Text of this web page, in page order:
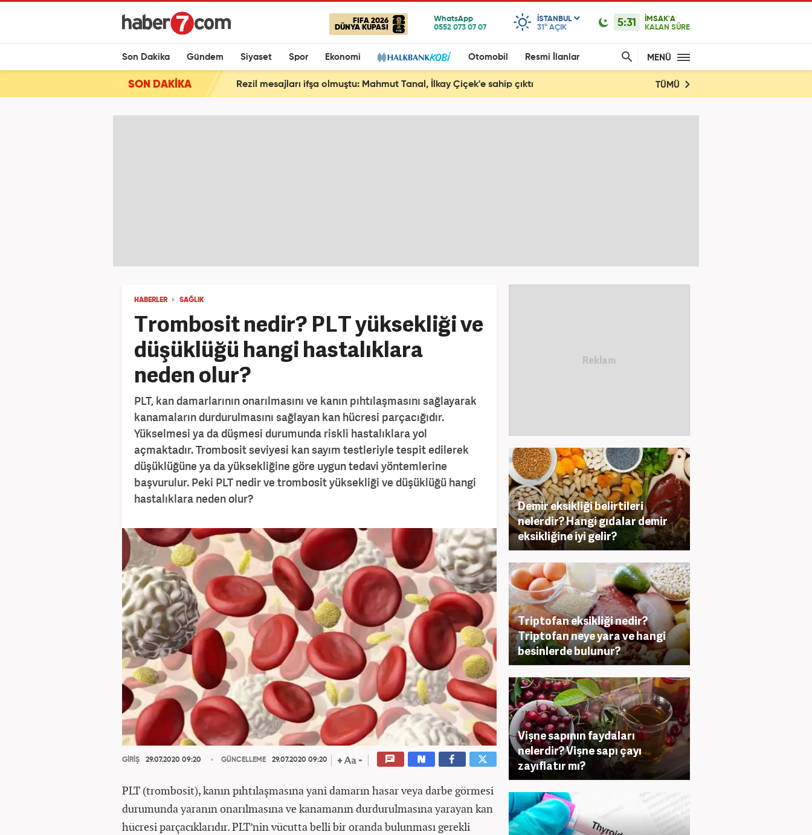
FIFA 2026
DÜNYA KUPASI
ISTANBUL
31° AÇIK 5:31
İMSAK'A
KALAN SÜRE
Son Dakika Gündem Siyaset Spor Ekonomi Otomobil Resmi İlanlar MENÜ
SON DAKİKA Rezil mesajları ifşa olmuştu: Mahmut Tanal, İlkay Çiçek'e sahip çıktı TÜMÜ
HABERLER SAĞLIK
Trombosit nedir? PLT yüksekliği ve
düşüklüğü hangi hastalıklara
neden olur?
PLT, kan damarlarının onarılmasını ve kanın pıhtılaşmasını sağlayarak
kanamaların durdurulmasını sağlayan kan hücresi parçacığıdır.
Yükselmesi ya da düşmesi durumunda riskli hastalıklara yol
açmaktadır. Trombosit seviyesi kan sayım testleriyle tespit edilerek
düşüklüğüne ya da yüksekliğine göre uygun tedavi yöntemlerine
başvurulur. Peki PLT nedir ve trombosit yüksekliği ve düşüklüğü hangi
hastalıklara neden olur?
GİRİŞ 29.07.2020 09:20 GÜNCELLEME 29.07.2020 09:20
PLT (trombosit), kanın pıhtılaşmasına yani damarın hasar veya darbe görmesi
durumunda yaranın onarılmasına ve kanamanın durdurulmasına yarayan kan
hücresi parçacıklarıdır. PLT’nin vücutta belli bir oranda bulunması gerekli
Demir eksikliği belirtileri
nelerdir? Hangi gıdalar demir
eksikliğine iyi gelir?
Triptofan eksikliği nedir?
Triptofan neye yara ve hangi
besinlerde bulunur?
Vişne sapının faydaları
nelerdir? Vişne sapı çayı
zayıflatır mı?